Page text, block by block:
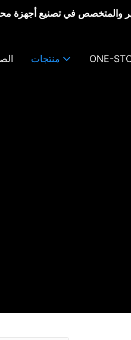
منتجات ONE-